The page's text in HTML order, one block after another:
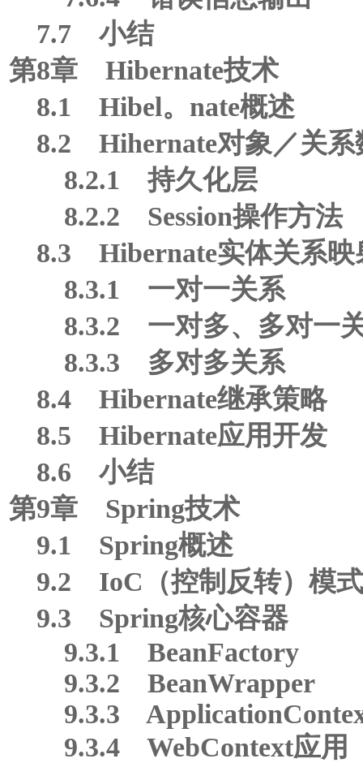
7.7 小结
第8章 Hibernate技术
8.1 Hibel。nate概述
8.2 Hihernate对象／关系
8.2.1 持久化层
8.2.2 Session操作方法
8.3 Hibernate实体关系映
8.3.1 一对一关系
8.3.2 一对多、多对一
8.3.3 多对多关系
8.4 Hibernate继承策略
8.5 Hibernate应用开发
8.6 小结
第9章 Spring技术
9.1 Spring概述
9.2 IoC（控制反转）模式
9.3 Spring核心容器
9.3.1 BeanFactory
9.3.2 BeanWrapper
9.3.3
9.3.4 WebContext应用